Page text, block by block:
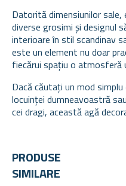
Datorită dimensiunilor
diverse grosimi și designul
interioare în stil scandinav
este un element nu doar
fiecărui spațiu o atmosferă
Dacă căutați un mod
locuinței dumneavoastră
cei dragi, această agă
PRODUSE
SIMILARE